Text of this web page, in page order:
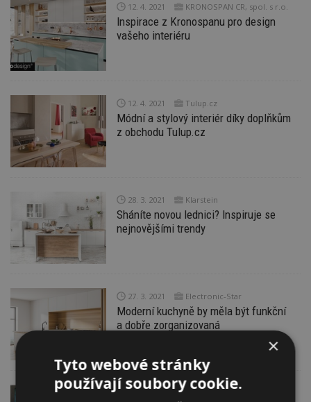
12. 4. 2021 KRONOSPAN CR, spol. s r.o.
Inspirace z Kronospanu pro design
vašeho interiéru
12. 4. 2021 Tulup.cz
Módní a stylový interiér díky doplňkům
z obchodu Tulup.cz
28. 3. 2021 Klarstein
Sháníte novou lednici? Inspiruje se
nejnovějšími trendy
27. 3. 2021 Electronic-Star
Moderní kuchyně by měla být funkční
a dobře zorganizovaná
29. 10. 2020
×
Tyto webové stránky
používají soubory cookie.